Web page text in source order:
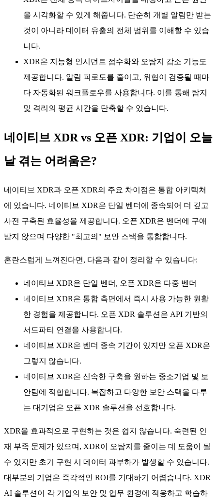
을 시각화할 수 있게 해줍니다. 단순히 개별 알림만 받는
것이 아니라 데이터 유출의 전체 범위를 이해할 수 있습
니다.
XDR은 지능형 인시던트 점수화와 오탐지 감소 기능도
제공합니다. 알림 피로도를 줄이고, 위협이 검증될 때마
다 자동화된 워크플로우를 사용합니다. 이를 통해 탐지
및 격리의 평균 시간을 단축할 수 있습니다.
네이티브 XDR vs 오픈 XDR: 기업이 오늘
날 겪는 어려움은?
네이티브 XDR과 오픈 XDR의 주요 차이점은 통합 아키텍처
에 있습니다. 네이티브 XDR은 단일 벤더에 종속되어 더 깊고
사전 구축된 효율성을 제공합니다. 오픈 XDR은 벤더에 구애
받지 않으며 다양한 "최고의" 보안 스택을 통합합니다.
혼란스럽게 느껴진다면, 다음과 같이 정리할 수 있습니다:
네이티브 XDR은 단일 벤더, 오픈 XDR은 다중 벤더
네이티브 XDR은 통합 측면에서 즉시 사용 가능한 원활
한 경험을 제공합니다. 오픈 XDR 솔루션은 API 기반의
서드파티 연결을 사용합니다.
네이티브 XDR은 벤더 종속 기간이 있지만 오픈 XDR은
그렇지 않습니다.
네이티브 XDR은 신속한 구축을 원하는 중소기업 및 보
안팀에 적합합니다. 복잡하고 다양한 보안 스택을 다루
는 대기업은 오픈 XDR 솔루션을 선호합니다.
XDR을 효과적으로 구현하는 것은 쉽지 않습니다. 숙련된 인
재 부족 문제가 있으며, XDR이 오탐지를 줄이는 데 도움이 될
수 있지만 초기 구현 시 데이터 과부하가 발생할 수 있습니다.
대부분의 기업은 즉각적인 ROI를 기대하기 어렵습니다. XDR
AI 솔루션이 각 기업의 보안 및 업무 환경에 적응하고 학습하